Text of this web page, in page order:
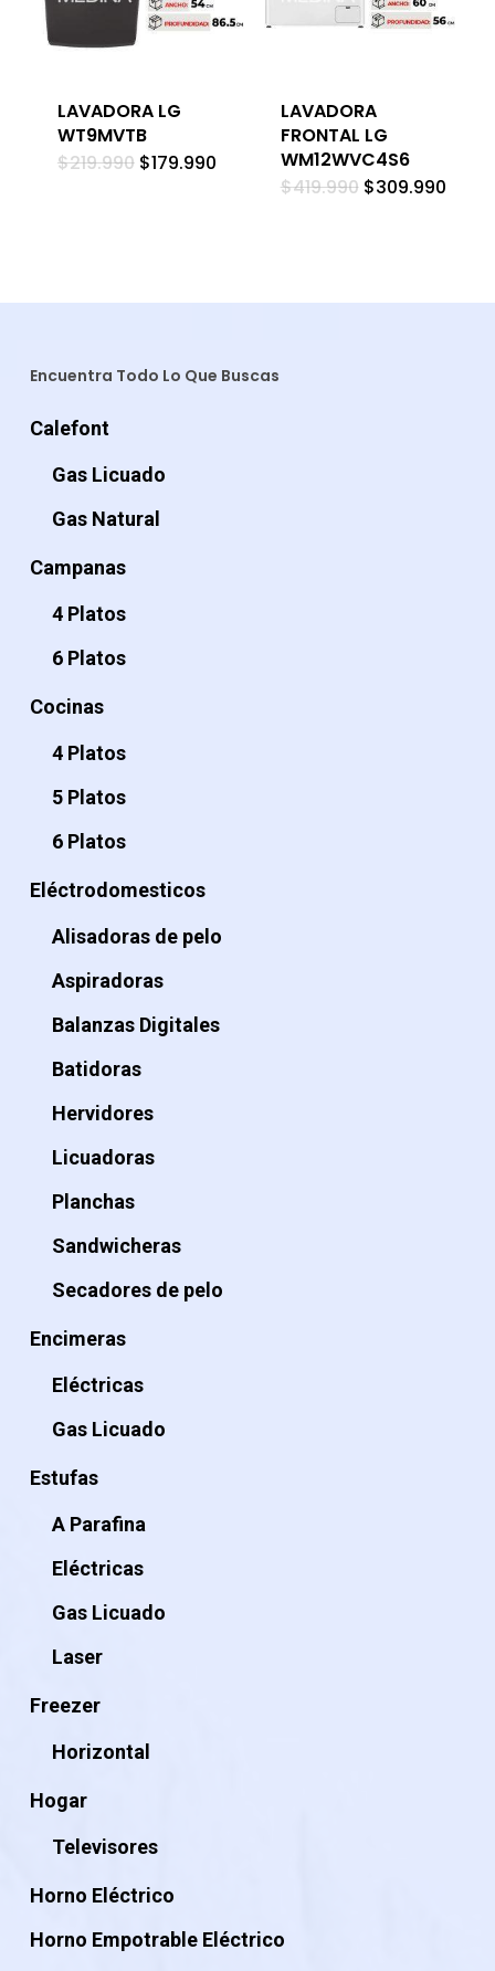
LAVADORA LG
WT9MVTB
$219.990 El
$179.990El
LAVADORA
FRONTAL LG
WM12WVC4S6
$419.990 El
$309.990El
Encuentra Todo Lo Que Buscas
Calefont
Gas Licuado
Gas Natural
Campanas
4 Platos
6 Platos
Cocinas
4 Platos
5 Platos
6 Platos
Eléctrodomesticos
Alisadoras de pelo
Aspiradoras
Balanzas Digitales
Batidoras
Hervidores
Licuadoras
Planchas
Sandwicheras
Secadores de pelo
Encimeras
Eléctricas
Gas Licuado
Estufas
A Parafina
Eléctricas
Gas Licuado
Laser
Freezer
Horizontal
Hogar
Televisores
Horno Eléctrico
Horno Empotrable Eléctrico